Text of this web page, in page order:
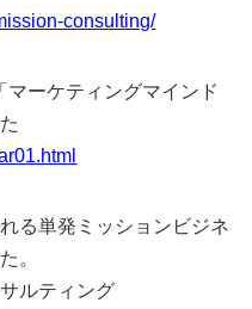
consulting/
ーケティングマインド
る単発ミッションビジネ
。
ルティング